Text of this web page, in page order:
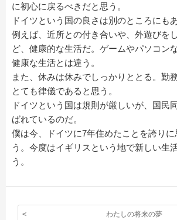
に初心に戻るべきだと思う。
ドイツという国の良さは別のところにも
例えば、近所との付き合いや、外遊びを
ど、健康的な生活だ。ゲームやパソコン
健康な生活とは違う。
また、休みは休みでしっかりととる。勤
とても律儀であると思う。
ドイツという国は規則が厳しいが、国民
ばれているのだ。
僕は今、ドイツに7年住めたことを誇り
う。今度はイギリスという地で新しい生
う。
わたしの将来の夢